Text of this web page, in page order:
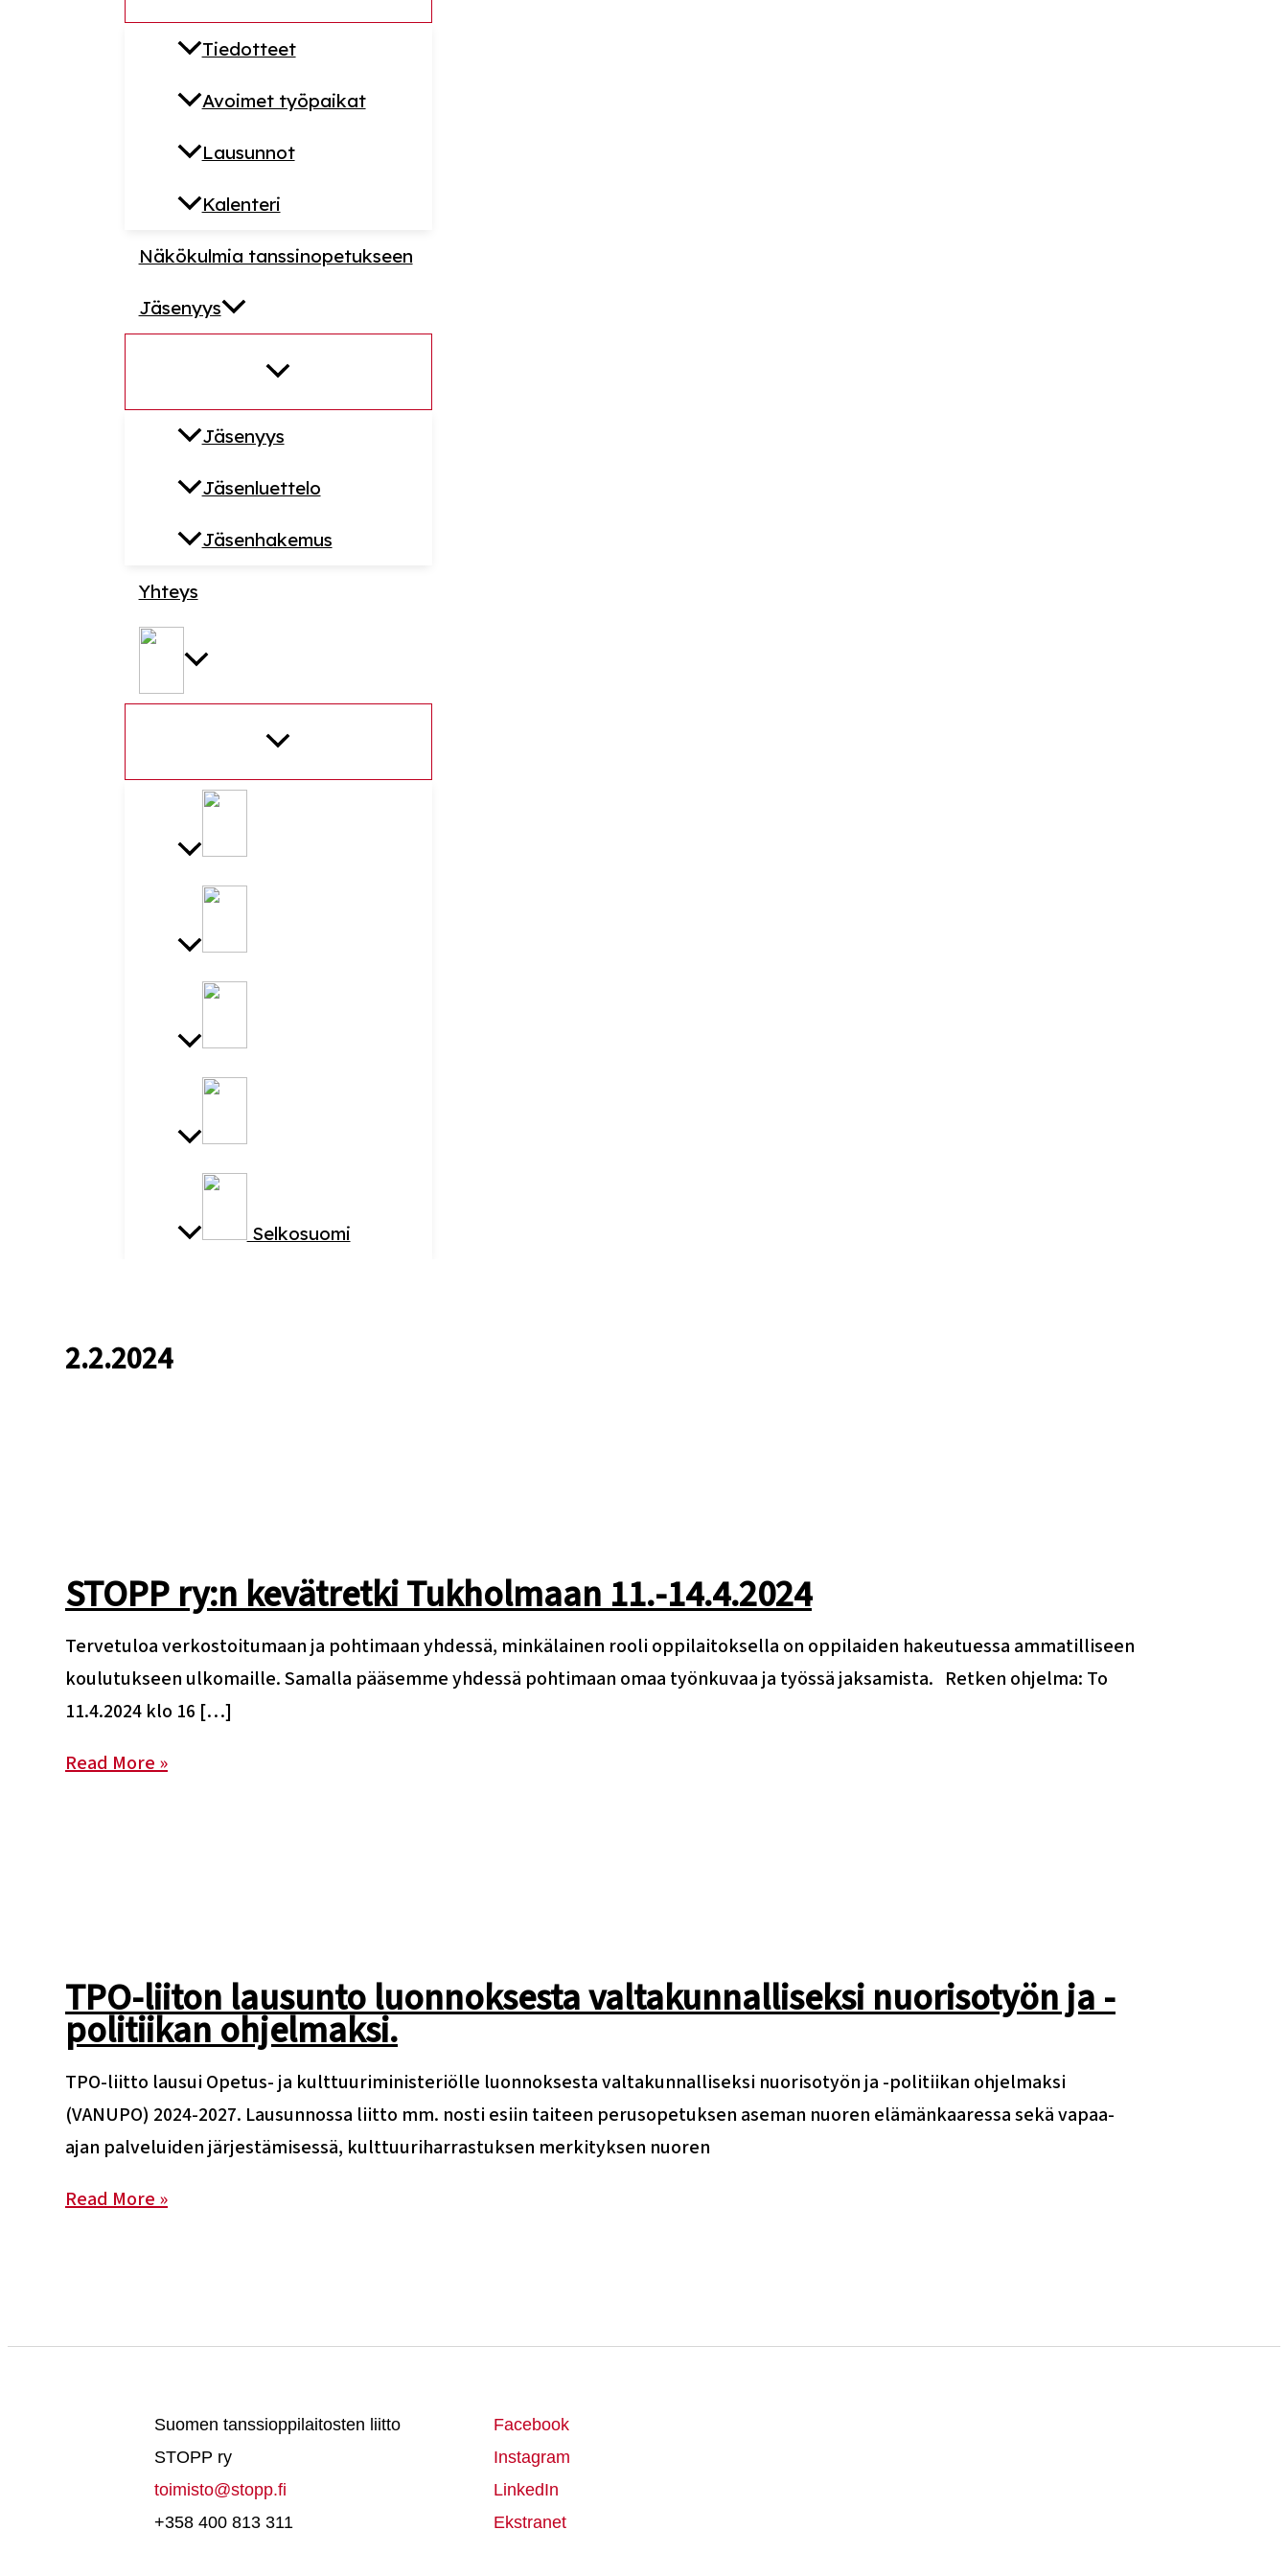
Tiedotteet
Avoimet työpaikat
Lausunnot
Kalenteri
Näkökulmia tanssinopetukseen
Jäsenyys
Jäsenyys
Jäsenluettelo
Jäsenhakemus
Yhteys
Selkosuomi
2.2.2024
STOPP ry:n kevätretki Tukholmaan 11.-14.4.2024
Tervetuloa verkostoitumaan ja pohtimaan yhdessä, minkälainen rooli oppilaitoksella on oppilaiden hakeutuessa ammatilliseen
koulutukseen ulkomaille. Samalla pääsemme yhdessä pohtimaan omaa työnkuvaa ja työssä jaksamista. Retken ohjelma: To
11.4.2024 klo 16 […]
Read More »
TPO-liiton lausunto luonnoksesta valtakunnalliseksi nuorisotyön ja -
politiikan ohjelmaksi.
TPO-liitto lausui Opetus- ja kulttuuriministeriölle luonnoksesta valtakunnalliseksi nuorisotyön ja -politiikan ohjelmaksi
(VANUPO) 2024-2027. Lausunnossa liitto mm. nosti esiin taiteen perusopetuksen aseman nuoren elämänkaaressa sekä vapaa-
ajan palveluiden järjestämisessä, kulttuuriharrastuksen merkityksen nuoren
Read More »
Suomen tanssioppilaitosten liitto
STOPP ry
toimisto@stopp.fi
+358 400 813 311
Facebook
Instagram
LinkedIn
Ekstranet